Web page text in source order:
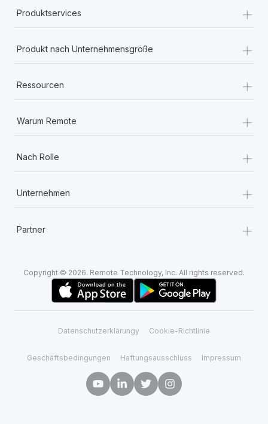
Produktservices +
Produkt nach Unternehmensgröße +
Ressourcen +
Warum Remote +
Nach Rolle +
Unternehmen +
Partner +
Copyright © 2026. Remote Technology, Inc. All rights reserved.
Datenschutzerklärungy Cookie-Richtlinie
Geschäftsbedingungen Haftungsausschluss Impressum